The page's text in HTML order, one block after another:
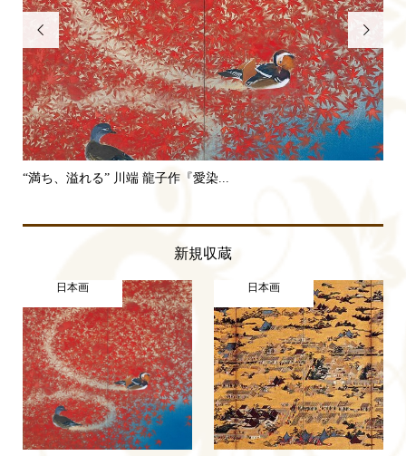

“満ち、溢れる” 川端 龍子作『愛染...

新規収蔵
日本画 日本画